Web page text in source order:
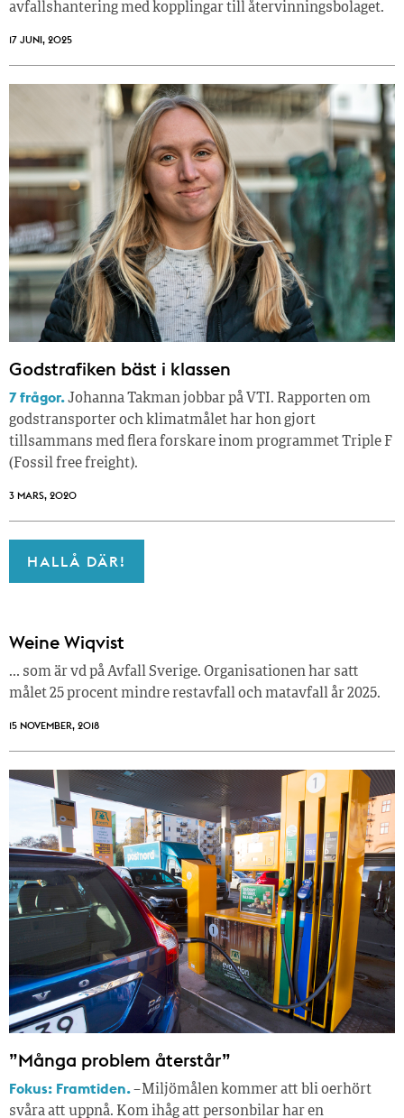
avfallshantering med kopplingar till återvinningsbolaget.
17 JUNI, 2025
Godstrafiken bäst i klassen
7 frågor.Johanna Takman jobbar på VTI. Rapporten om
godstransporter och klimatmålet har hon gjort
tillsammans med flera forskare inom programmet Triple F
(Fossil free freight).
3 MARS, 2020
HALLÅ DÄR!
Weine Wiqvist
… som är vd på Avfall Sverige. Organisationen har satt
målet 25 procent mindre restavfall och matavfall år 2025.
15 NOVEMBER, 2018
”Många problem återstår”
Fokus: Framtiden.– Miljömålen kommer att bli oerhört
svåra att uppnå. Kom ihåg att personbilar har en